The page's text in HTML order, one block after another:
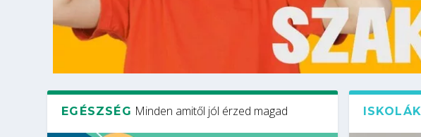
EGÉSZSÉG Minden amitől jól érzed magad ISKOLÁK